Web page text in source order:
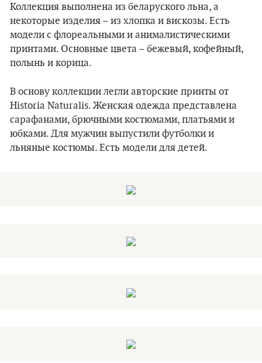
Коллекция выполнена из беларуского льна, а
некоторые изделия – из хлопка и вискозы. Есть
модели с флореальными и анималистическими
принтами. Основные цвета – бежевый, кофейный,
полынь и корица.
В основу коллекции легли авторские принты от
Historia Naturalis. Женская одежда представлена
сарафанами, брючными костюмами, платьями и
юбками. Для мужчин выпустили футболки и
льняные костюмы. Есть модели для детей.